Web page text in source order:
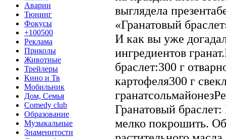
Аварии
Тюнинг
Фокусы
+100500
Реклама
Приколы
Животные
Трейлеры
Кино и Тв
Мобильник
Дом, Семья
Comedy club
Образование
Музыкальные
Знаменитости
выглядела
«Гранатовый
И как вы уже
ингредиентов
браслет:300 г
картофеля300 г
Гранатовый
мелко покрошить.